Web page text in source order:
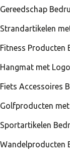
Gereedschap
Strandartikelen
Fitness Producten
Hangmat met Logo
Fiets Accessoires
Golfproducten
Sportartikelen
Wandelproducten